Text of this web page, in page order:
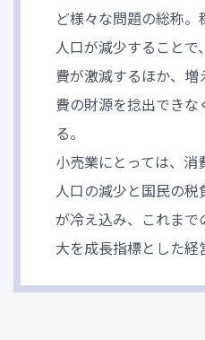
ど様々な問題の総称
人口が減少することで
費が激減するほか、増
費の財源を捻出できな
る。
小売業にとっては、消
人口の減少と国民の税
が冷え込み、これまで
大を成長指標とした経